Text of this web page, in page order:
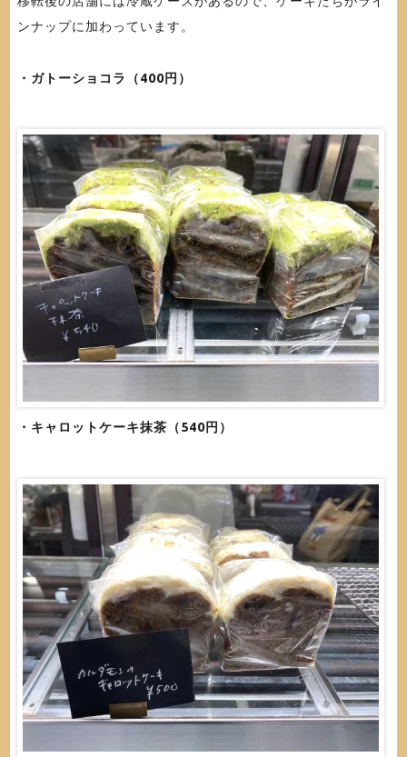
ンナップに加わっています。
・ガトーショコラ（400円）
・キャロットケーキ抹茶（540円）